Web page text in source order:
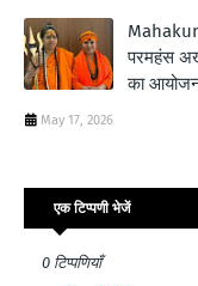
परमहंस
का
May 17, 2026
एक टिप्पणी भेजें
0 टिप्पणियाँ